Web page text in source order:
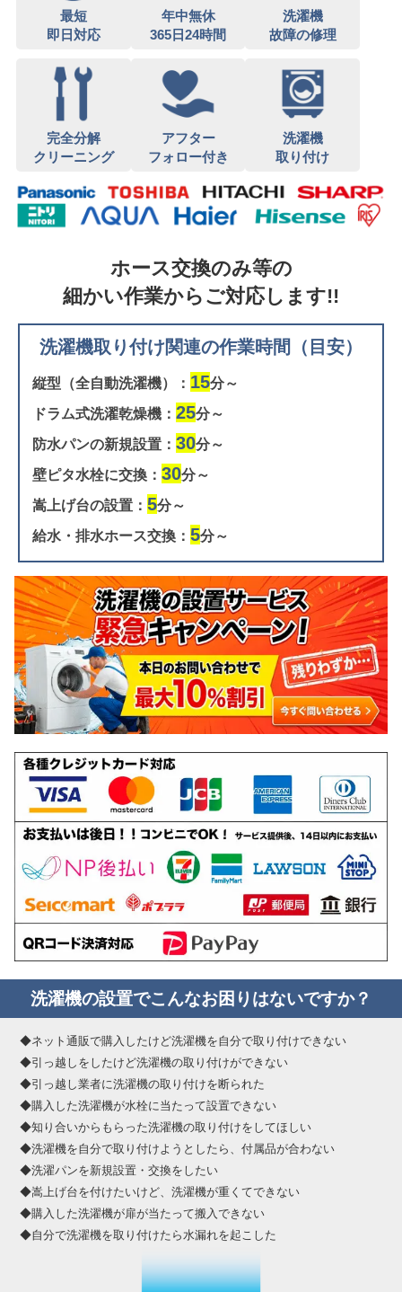
最短
即日対応
年中無休
365日24時間
洗濯機
故障の修理
完全分解
クリーニング
アフター
フォロー付き
洗濯機
取り付け
ホース交換のみ等の
細かい作業からご対応します!!
洗濯機取り付け関連の作業時間（目安）
縦型（全自動洗濯機）： 15分～
ドラム式洗濯乾燥機： 25分～
防水パンの新規設置： 30分～
壁ピタ水栓に交換： 30分～
嵩上げ台の設置： 5分～
給水・排水ホース交換： 5分～
洗濯機の設置でこんなお困りはないですか？
◆ネット通販で購入したけど洗濯機を自分で取り付けできない
◆引っ越しをしたけど洗濯機の取り付けができない
◆引っ越し業者に洗濯機の取り付けを断られた
◆購入した洗濯機が水栓に当たって設置できない
◆知り合いからもらった洗濯機の取り付けをしてほしい
◆洗濯機を自分で取り付けようとしたら、付属品が合わない
◆洗濯パンを新規設置・交換をしたい
◆嵩上げ台を付けたいけど、洗濯機が重くてできない
◆購入した洗濯機が扉が当たって搬入できない
◆自分で洗濯機を取り付けたら水漏れを起こした